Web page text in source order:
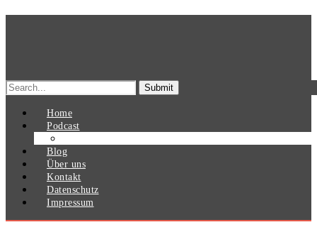
Search
for:
Home
Podcast
Blog
Über uns
Kontakt
Datenschutz
Impressum